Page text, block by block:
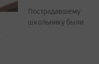
Пострадавшему
школьнику были